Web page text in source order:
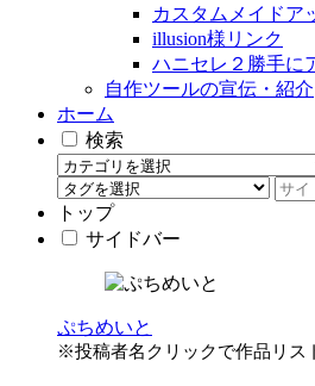
カスタムメイドア
illusion様リンク
ハニセレ２勝手に
自作ツールの宣伝・紹介
ホーム
検索
トップ
サイドバー
ぷちめいと
※投稿者名クリックで作品リス